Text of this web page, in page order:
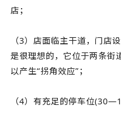
店；
（3）店面临主干道，门店
是很理想的，它位于两条街
以产生“拐角效应”；
（4）有充足的停车位